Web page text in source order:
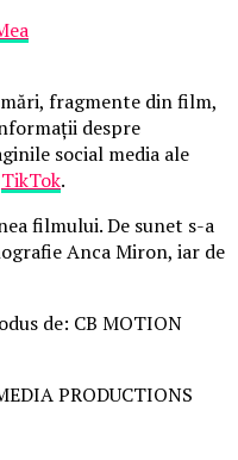
fragmente din film,
despre
social media ale
TikTok.
filmului. De sunet s-a
Anca Miron, iar de
de: CB MOTION
PRODUCTIONS